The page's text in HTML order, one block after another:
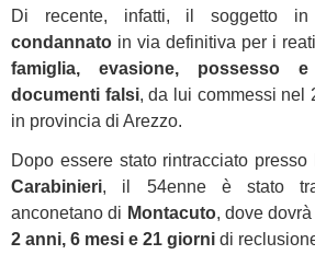
Di recente, infatti, il soggetto
condannato in via definitiva per i
famiglia, evasione, possesso
documenti falsi, da lui commessi nel
in provincia di Arezzo.
Dopo essere stato rintracciato
Carabinieri, il 54enne è stato
anconetano di Montacuto, dove
2 anni, 6 mesi e 21 giorni di